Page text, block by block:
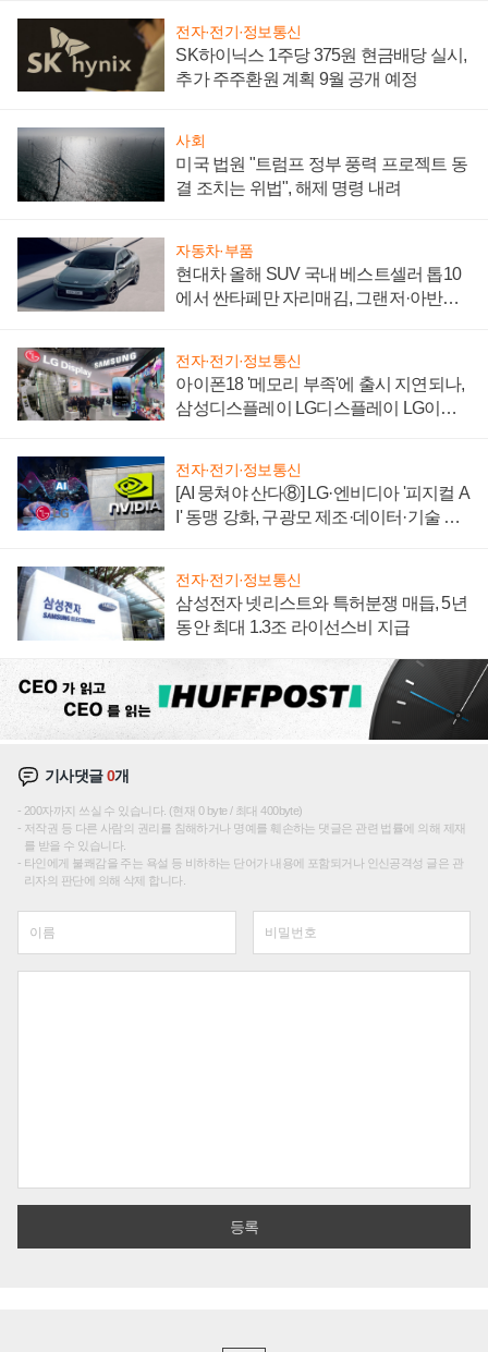
전자·전기·정보통신
SK하이닉스 1주당 375원 현금배당 실시,
추가 주주환원 계획 9월 공개 예정
사회
미국 법원 "트럼프 정부 풍력 프로젝트 동
결 조치는 위법", 해제 명령 내려
자동차·부품
현대차 올해 SUV 국내 베스트셀러 톱10
에서 싼타페만 자리매김, 그랜저·아반떼
전자·전기·정보통신
아이폰18 '메모리 부족'에 출시 지연되나,
삼성디스플레이 LG디스플레이 LG이노
전자·전기·정보통신
[AI 뭉쳐야 산다⑧] LG·엔비디아 '피지컬 A
I' 동맹 강화, 구광모 제조·데이터·기술 결
전자·전기·정보통신
삼성전자 넷리스트와 특허분쟁 매듭, 5년
동안 최대 1.3조 라이선스비 지급
기사댓글0개
200자까지 쓰실 수 있습니다. (현재 0 byte / 최대 400byte)
저작권 등 다른 사람의 권리를 침해하거나 명예를 훼손하는 댓글은 관련 법률에 의해 제재
를 받을 수 있습니다.
타인에게 불쾌감을 주는 욕설 등 비하하는 단어가 내용에 포함되거나 인신공격성 글은 관
리자의 판단에 의해 삭제 합니다.